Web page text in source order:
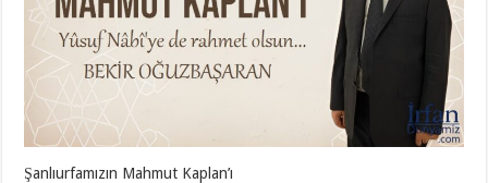
Şanlıurfamızın Mahmut Kaplan’ı